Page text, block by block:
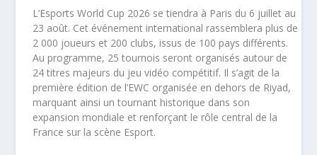
L’Esports World Cup 2026 se tiendra à Paris du 6 juillet au
23 août. Cet événement international rassemblera plus de
2 000 joueurs et 200 clubs, issus de 100 pays différents.
Au programme, 25 tournois seront organisés autour de
24 titres majeurs du jeu vidéo compétitif. Il s’agit de la
première édition de l’EWC organisée en dehors de Riyad,
marquant ainsi un tournant historique dans son
expansion mondiale et renforçant le rôle central de la
France sur la scène Esport.